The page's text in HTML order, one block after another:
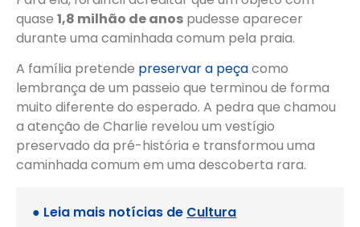
quase 1,8 milhão de anos pudesse aparecer
durante uma caminhada comum pela praia.
A família pretende preservar a peçacomo
lembrança de um passeio que terminou de forma
muito diferente do esperado. A pedra que chamou
a atenção de Charlie revelou um vestígio
preservado da pré-história e transformou uma
caminhada comum em uma descoberta rara.
● Leia mais notícias de Cultura